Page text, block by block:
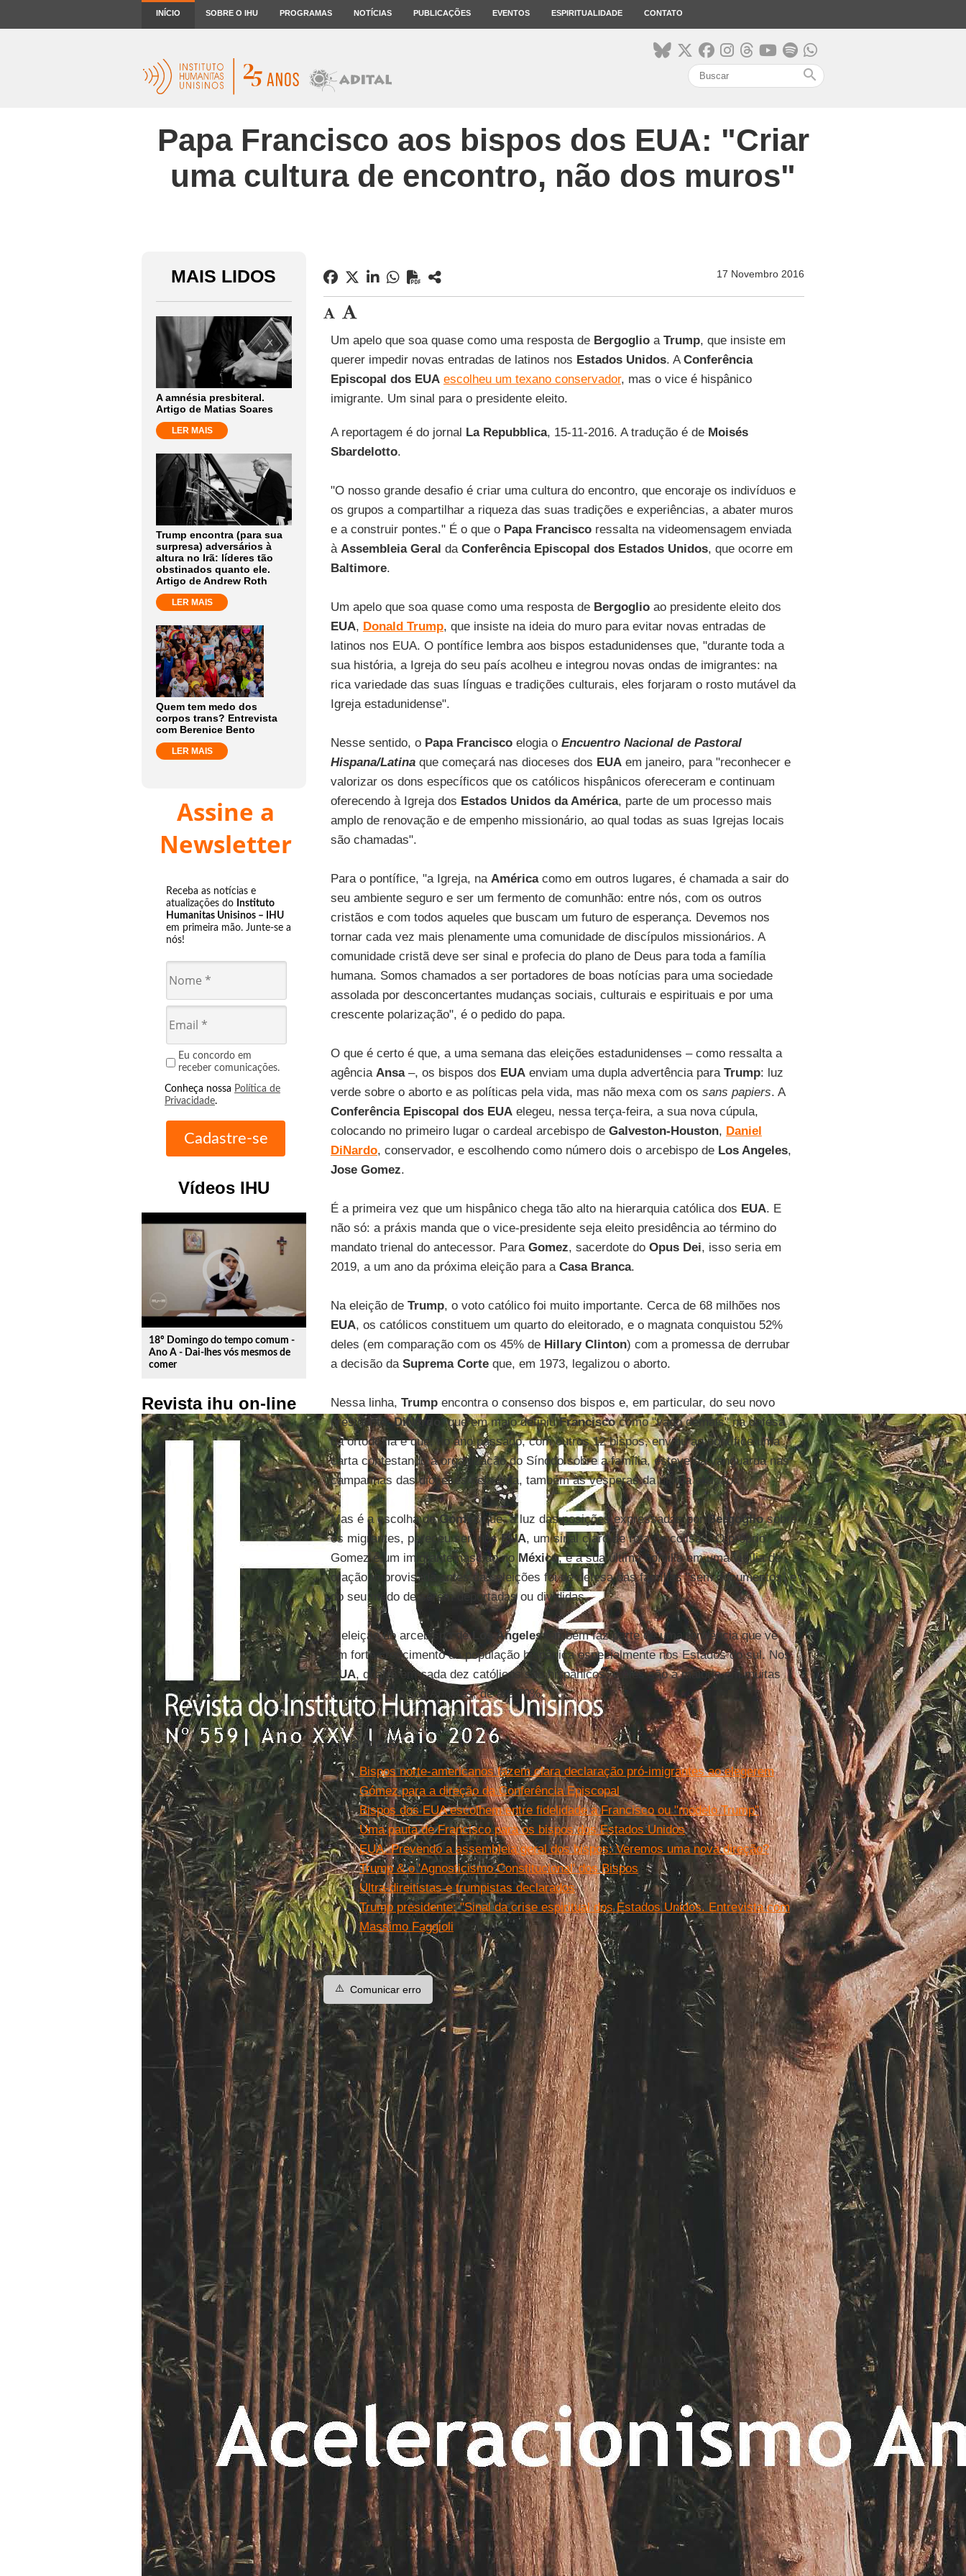
INÍCIO SOBRE O IHU PROGRAMAS NOTÍCIAS PUBLICAÇÕES EVENTOS ESPIRITUALIDADE CONTATO
search
Papa Francisco aos bispos dos EUA: "Criar
uma cultura de encontro, não dos muros"
MAIS LIDOS
A amnésia presbiteral.
Artigo de Matias Soares
LER MAIS
Trump encontra (para sua
surpresa) adversários à
altura no Irã: líderes tão
obstinados quanto ele.
Artigo de Andrew Roth
LER MAIS
Quem tem medo dos
corpos trans? Entrevista
com Berenice Bento
LER MAIS
Assine a
Newsletter
Receba as notícias e
atualizações do Instituto
Humanitas Unisinos – IHU
em primeira mão. Junte-se a
nós!
Eu concordo em
receber comunicações.
Conheça nossa Política de
Privacidade.
Vídeos IHU
play_circle_outline
18º Domingo do tempo comum -
Ano A - Dai-lhes vós mesmos de
comer
Revista ihu on-line
17 Novembro 2016
Um apelo que soa quase como uma resposta de Bergoglioa Trump, que insiste em
querer impedir novas entradas de latinos nos Estados Unidos. AConferência
Episcopal dos EUA escolheu um texano conservador, mas o vice é hispânico
imigrante. Um sinal para o presidente eleito.
A reportagem é do jornal La Repubblica, 15-11-2016. A tradução é de Moisés
Sbardelotto.
"O nosso grande desafio é criar uma cultura do encontro, que encoraje os indivíduos e
os grupos a compartilhar a riqueza das suas tradições e experiências, a abater muros
e a construir pontes." É o que o Papa Franciscoressalta na videomensagem enviada
à Assembleia Geral da Conferência Episcopal dos Estados Unidos, que ocorre em
Baltimore.
Um apelo que soa quase como uma resposta de Bergoglioao presidente eleito dos
EUA, Donald Trump, que insiste na ideia do muro para evitar novas entradas de
latinos nos EUA. O pontífice lembra aos bispos estadunidenses que, "durante toda a
sua história, a Igreja do seu país acolheu e integrou novas ondas de imigrantes: na
rica variedade das suas línguas e tradições culturais, eles forjaram o rosto mutável da
Igreja estadunidense".
Nesse sentido, o Papa Franciscoelogia o Encuentro Nacional de Pastoral
Hispana/Latina que começará nas dioceses dos EUAem janeiro, para "reconhecer e
valorizar os dons específicos que os católicos hispânicos ofereceram e continuam
oferecendo à Igreja dos Estados Unidos da América, parte de um processo mais
amplo de renovação e de empenho missionário, ao qual todas as suas Igrejas locais
são chamadas".
Para o pontífice, "a Igreja, na Américacomo em outros lugares, é chamada a sair do
seu ambiente seguro e ser um fermento de comunhão: entre nós, com os outros
cristãos e com todos aqueles que buscam um futuro de esperança. Devemos nos
tornar cada vez mais plenamente uma comunidade de discípulos missionários. A
comunidade cristã deve ser sinal e profecia do plano de Deus para toda a família
humana. Somos chamados a ser portadores de boas notícias para uma sociedade
assolada por desconcertantes mudanças sociais, culturais e espirituais e por uma
crescente polarização", é o pedido do papa.
O que é certo é que, a uma semana das eleições estadunidenses – como ressalta a
agência Ansa–, os bispos dos EUAenviam uma dupla advertência para Trump: luz
verde sobre o aborto e as políticas pela vida, mas não mexa com os sans papiers. A
Conferência Episcopal dos EUAelegeu, nessa terça-feira, a sua nova cúpula,
colocando no primeiro lugar o cardeal arcebispo de Galveston-Houston, Daniel
DiNardo, conservador, e escolhendo como número dois o arcebispo de Los Angeles,
Jose Gomez.
É a primeira vez que um hispânico chega tão alto na hierarquia católica dos EUA. E
não só: a práxis manda que o vice-presidente seja eleito presidência ao término do
mandato trienal do antecessor. Para Gomez, sacerdote do Opus Dei, isso seria em
2019, a um ano da próxima eleição para a Casa Branca.
Na eleição de Trump, o voto católico foi muito importante. Cerca de 68 milhões nos
EUA, os católicos constituem um quarto do eleitorado, e o magnata conquistou 52%
deles (em comparação com os 45% de Hillary Clinton) com a promessa de derrubar
a decisão da Suprema Corteque, em 1973, legalizou o aborto.
Nessa linha, Trumpencontra o consenso dos bispos e, em particular, do seu novo
presidente:DiNardo , que em maio definiuFranciscocomo "vago demais" na defesa
da ortodoxia e que, no ano passado, com outros 12 bispos, enviou ao pontífice uma
carta contestando a organização do Sínodo sobre a família, esteve na vanguarda nas
campanhas das dioceses pela vida, também às vésperas da última eleição.
Mas é a escolha deGomezque, à luz das posições expressadas porBergogliosobre
os migrantes, pareceu ser, nosEUA, um sinal claro de rota de colisão. O próprio
Gomez é um imigrante nascido no México, e a sua última homilia em uma vigília de
oração improvisada antes das eleições foi de defesa das famílias "sem documentos" e
do seu medo de serem deportadas ou divididas.
A eleição do arcebispo deLos Angelestambém faz parte de uma tendência que vê
um forte crescimento da população hispânica especialmente nos Estados do sul. Nos
EUA, quatro em cada dez católicos são hispânicos, e eles são a maioria em muitas
dioceses. Em Los Angeles, de até 70%.
Leia mais
Bispos norte-americanos fazem clara declaração pró-imigrantes ao elegerem
Gómez para a direção da Conferência Episcopal
Bispos dos EUA escolhem entre fidelidade a Francisco ou "modelo Trump"
Uma pauta de Francisco para os bispos dos Estados Unidos
EUA. Prevendo a assembleia geral dos bispos: Veremos uma nova direção?
Trump & o 'Agnosticismo Constitucional' dos Bispos
Ultra-direitistas e trumpistas declarados
Trump presidente: "Sinal da crise espiritual dos Estados Unidos. Entrevista com
Massimo Faggioli
⚠️ Comunicar erro